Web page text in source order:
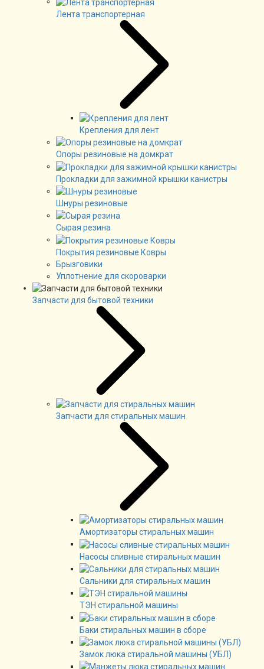
Лента транспортерная
Крепления для лент
Опоры резиновые на домкрат
Прокладки для зажимной крышки канистры
Шнуры резиновые
Сырая резина
Покрытия резиновые Ковры
Брызговики
Уплотнение для скороварки
Запчасти для бытовой техники
Запчасти для стиральных машин
Амортизаторы стиральных машин
Насосы сливные стиральных машин
Сальники для стиральных машин
ТЭН стиральной машины
Баки стиральных машин в сборе
Замок люка стиральной машины (УБЛ)